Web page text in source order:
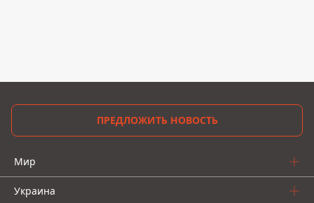
ПРЕДЛОЖИТЬ НОВОСТЬ
Мир
Украина